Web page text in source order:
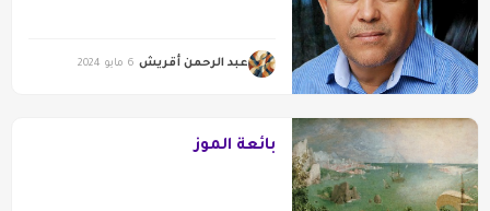
عبد الرحمن أقريش 6 مايو 2024
بائعة الموز